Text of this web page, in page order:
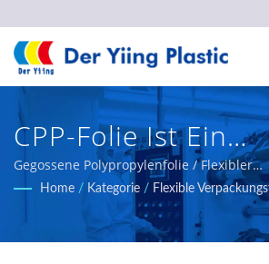
CPP-Folie Ist Ein
Hitzebeständiges,
Geruchloses Und
Gegossene Polypropylenfolie / Flexibler
Verpackungsfolienlösungsanbieter - Der
Home / Kategorie / Flexible